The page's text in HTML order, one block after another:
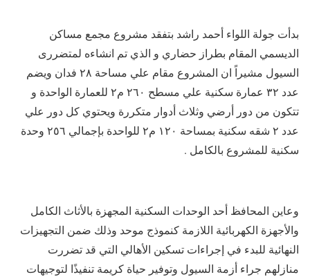
بدأت جولة اللواء أحمد راشد بتفقد مشروع مجمع مساكن
الديسمي المقام بطراز حضاري و الذي تم انشاءه لمتضررى
السيول مشيراً ان المشروع مقام علي مساحة ٢٨ فدان ويضم
عدد ٣٢ عمارة سكنية علي مسطح ٢٦٠ م٢ للعمارة الواحدة و
تتكون من دور أرضي وثلاث أدوار متكررة ويحتوي كل دور علي
عدد ٢ شقه سكنية بمساحة ١٢٠ م٢ للواحدة بإجمالي ٢٥٦ وحدة
سكنية للمشروع بالكامل .
وعاين المحافظ أحد الوحدات السكنية المجهزة بالأثاث الكامل
والأجهزة الكهربائية اللازمة كنموذج موحد وذلك ضمن التجهيزات
النهائية للبدء في إجراءات تسكين الأهالي التي قد تضررت
منازلهم جراء أزمة السيول وتوفير حياة كريمة تنفيذًا لتوجيهات